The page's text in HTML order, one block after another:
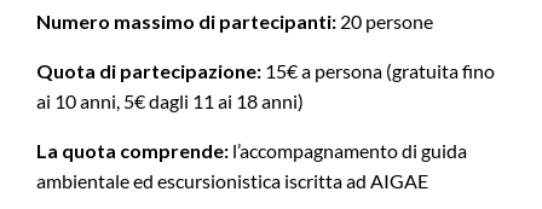
Numero massimo di partecipanti: 20 persone
Quota di partecipazione: 15€ a persona (gratuita fino
ai 10 anni, 5€ dagli 11 ai 18 anni)
La quota comprende: l’accompagnamento di guida
ambientale ed escursionistica iscritta ad AIGAE